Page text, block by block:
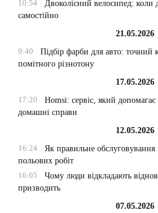
10:54
Двоколісний велосипед: коли
самостійно
21.05.2026
9:40
Підбір фарби для авто: точний
помітного різнотону
17.05.2026
17:20
Homsi: сервіс, який
домашні справи
12.05.2026
16:24
Як правильне обслуговування
польових робіт
16:05
Чому люди відкладають
призводить
07.05.2026